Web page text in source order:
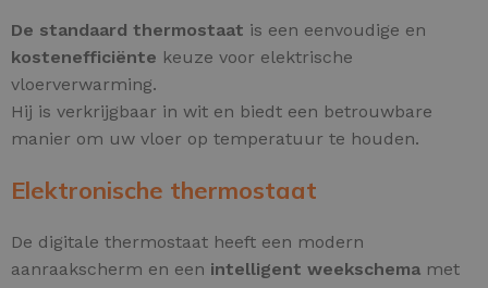
De standaard thermostaat is een eenvoudige en
kostenefficiënte keuze voor elektrische
vloerverwarming.
Hij is verkrijgbaar in wit en biedt een betrouwbare
manier om uw vloer op temperatuur te houden.
Elektronische thermostaat
De digitale thermostaat heeft een modern
aanraakscherm en een intelligent weekschema met